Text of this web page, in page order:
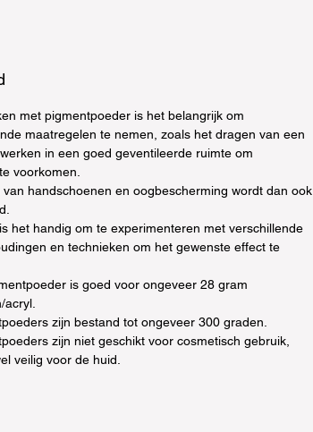
met pigmentpoeder is het belangrijk om
maatregelen te nemen, zoals het dragen van een
in een goed geventileerde ruimte om
voorkomen.
van handschoenen en oogbescherming wordt dan ook
het handig om te experimenteren met verschillende
en technieken om het gewenste effect te
is goed voor ongeveer 28 gram
acryl.
zijn bestand tot ongeveer 300 graden.
zijn niet geschikt voor cosmetisch gebruik,
veilig voor de huid.